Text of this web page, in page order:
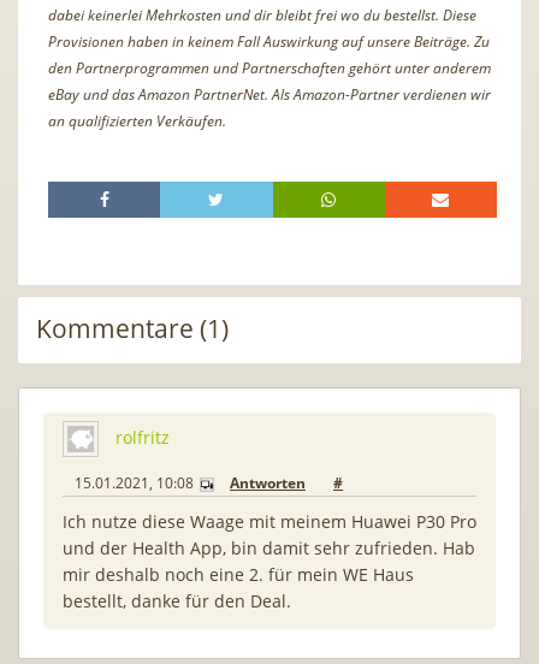
dabei keinerlei Mehrkosten und dir bleibt frei wo du bestellst. Diese
Provisionen haben in keinem Fall Auswirkung auf unsere Beiträge. Zu
den Partnerprogrammen und Partnerschaften gehört unter anderem
eBay und das Amazon PartnerNet. Als Amazon-Partner verdienen wir
an qualifizierten Verkäufen.
Kommentare (1)
rolfritz
15.01.2021, 10:08 Antworten #
Ich nutze diese Waage mit meinem Huawei P30 Pro
und der Health App, bin damit sehr zufrieden. Hab
mir deshalb noch eine 2. für mein WE Haus
bestellt, danke für den Deal.